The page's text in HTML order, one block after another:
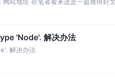
'Node'. 解决办法
解决办法